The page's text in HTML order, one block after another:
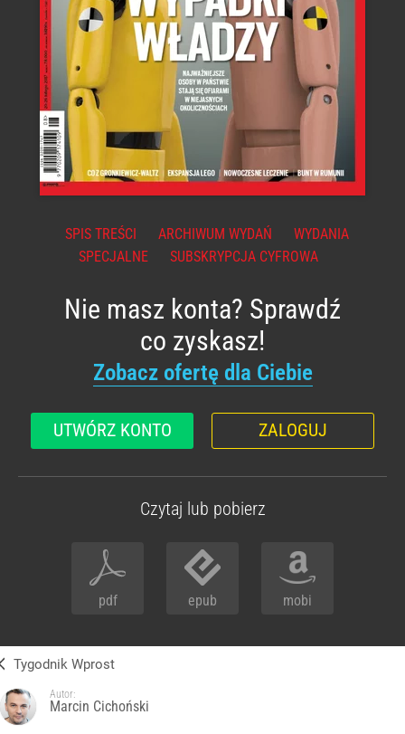
SPIS TREŚCI ARCHIWUM WYDAŃ
WYDANIA
SPECJALNE
SUBSKRYPCJA CYFROWA
Nie masz konta? Sprawdź
co zyskasz!
Zobacz ofertę dla Ciebie
UTWÓRZ KONTO ZALOGUJ
Czytaj lub pobierz
pdf epub mobi
Tygodnik Wprost
Autor:
Marcin Cichoński